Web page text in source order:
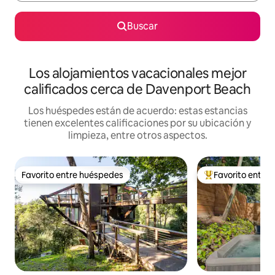
Buscar
Los alojamientos vacacionales mejor
calificados cerca de Davenport Beach
Los huéspedes están de acuerdo: estas estancias
tienen excelentes calificaciones por su ubicación y
limpieza, entre otros aspectos.
Favorito entre huéspedes
Favorito entre huéspedes De los mejores
Favorito entre